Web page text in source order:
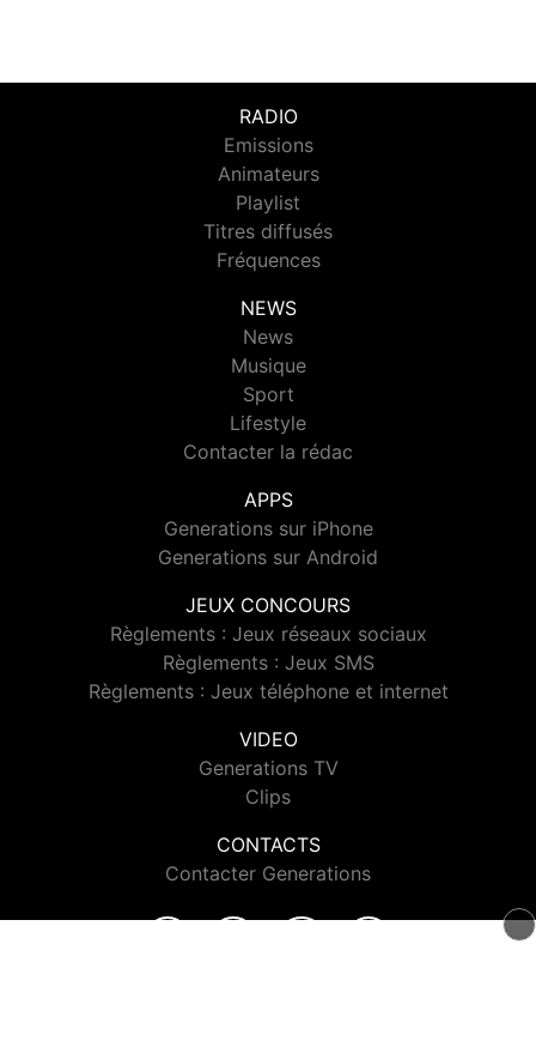
RADIO
Emissions
Animateurs
Playlist
Titres diffusés
Fréquences
NEWS
News
Musique
Sport
Lifestyle
Contacter la rédac
APPS
Generations sur iPhone
Generations sur Android
JEUX CONCOURS
Règlements : Jeux réseaux sociaux
Règlements : Jeux SMS
Règlements : Jeux téléphone et internet
VIDEO
Generations TV
Clips
CONTACTS
Contacter Generations